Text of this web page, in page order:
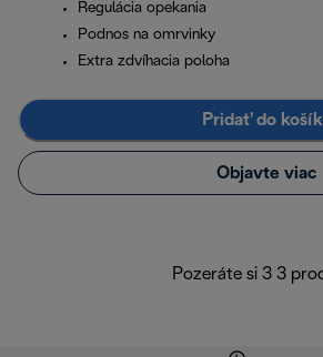
Regulácia opekania
Podnos na omrvinky
Extra zdvíhacia poloha
Pridať do
Objavte viac
Pozeráte si 3 3